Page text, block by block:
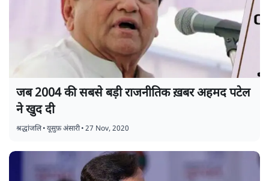
जब 2004 की सबसे बड़ी राजनीतिक ख़बर अहमद पटेल
ने खुद दी
श्रद्धांजलि•यूसुफ़ अंसारी•27 Nov, 2020